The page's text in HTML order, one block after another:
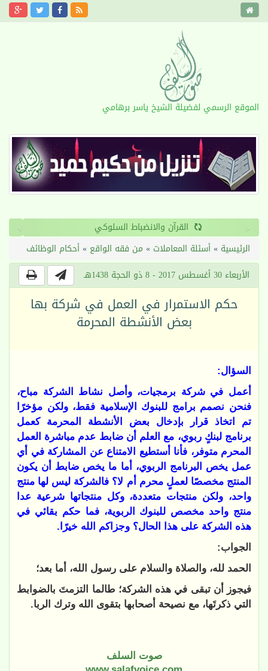
الموقع الرسمي لفضيلة الشيخ ياسر برهامي
القرآن والانضباط السلوكي ‹
›
الرئيسية »أسئلة المعاملات » من فقه الواقع »أحكام الوظائف
الأربعاء 30 أغسطس 2017 - 8 ذو الحجة 1438هـ
حكم الاستمرار في العمل في شركة بها
بعض الأنشطة المحرمة
السؤال:
أعمل في شركة برمجيات، وأصل نشاط الشركة مباح،
فنحن نصمم برامج للبنوك الإسلامية فقط، ولكن مؤخرًا
تم اتخاذ قرار بإدخال بعض الأنشطة المحرمة كعمل
برنامج لبنكٍ ربوي، مع العلم أن ضابط عدم مباشرة العمل
المحرم متوفر، فأنا أستطيع الامتناع عن المشاركة في أي
عمل يخص البرنامج الربوي، أما ما يخص ضابط أن يكون
المنتج مخصصًا لعملٍ محرم أم لا؟ فالشركة ليس لها منتج
واحد، ولكن منتجات متعددة، وكل منتجاتها شرعية عدا
منتج واحد مخصص للبنوك الربوية، فما حكم بقائي في
هذه الشركة على هذا الحال؟ وجزاكم الله خيرًا.
الجواب:
الحمد لله، والصلاة والسلام على رسول الله، أما بعد؛
فيجوز أن تبقى في هذه الشركة؛ طالما التزمتَ بالضوابط
التي ذكرتَها، مع نصيحة أصحابها بتقوى الله وترك الربا.
صوت السلف